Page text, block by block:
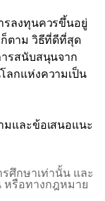
รลงทุนควรขึ้นอยู่
ตาม วิธีที่ดีที่สุด
รสนับสนุนจาก
ลกแห่งความเป็น
มและข้อเสนอแนะ
ศึกษาเท่านั้น และ
หรือทางกฎหมาย